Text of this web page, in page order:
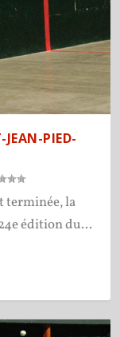
PIED-
terminée, la
édition du...